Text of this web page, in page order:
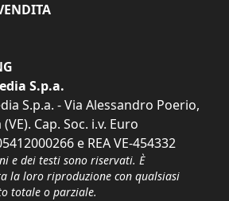
S.p.a.
S.p.a. - Via Alessandro Poerio,
Cap. Soc. i.v. Euro
e REA VE-454332
e dei testi sono riservati. È
la loro riproduzione con qualsiasi
totale o parziale.